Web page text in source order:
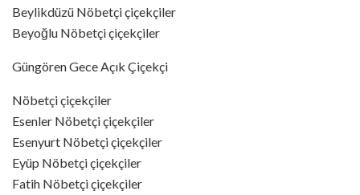
Beylikdüzü Nöbetçi çiçekçiler
Beyoğlu Nöbetçi çiçekçiler
Güngören Gece Açık Çiçekçi
Nöbetçi çiçekçiler
Esenler Nöbetçi çiçekçiler
Esenyurt Nöbetçi çiçekçiler
Eyüp Nöbetçi çiçekçiler
Fatih Nöbetçi çiçekçiler